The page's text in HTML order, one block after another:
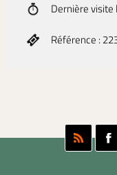
Dernière visite
Référence :